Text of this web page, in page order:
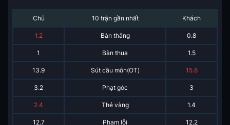
Chủ 10 trận gần nhất Khách
1.2 Bàn thắng 0.8
1 Bàn thua 1.5
13.9 Sút cầu môn(OT) 15.8
3.2 Phạt góc 3
2.4 Thẻ vàng 1.4
12.7 Phạm lỗi 12.2